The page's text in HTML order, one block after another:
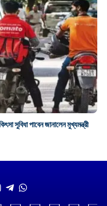
সুবিধা পাবেন জানালেন মুখ্যমন্ত্রী